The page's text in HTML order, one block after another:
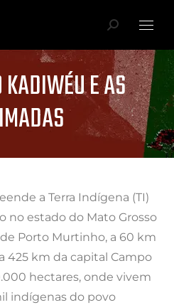
E AS
a Terra Indígena (TI)
no estado do Mato Grosso
Porto Murtinho, a 60 km
425 km da capital Campo
hectares, onde vivem
indígenas do povo